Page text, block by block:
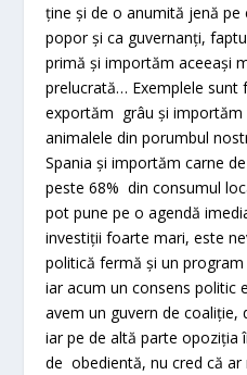
ține și de o anumită jenă
popor și ca guvernanți,
primă și importăm aceeași
prelucrată… Exemplele sunt
exportăm grâu și importăm
animalele din porumbul
Spania și importăm carne
peste 68% din consumul
pot pune pe o agendă
investiții foarte mari, este
politică fermă și un
iar acum un consens politic
avem un guvern de coaliție,
iar pe de altă parte opoziția
de obedientă, nu cred că ar